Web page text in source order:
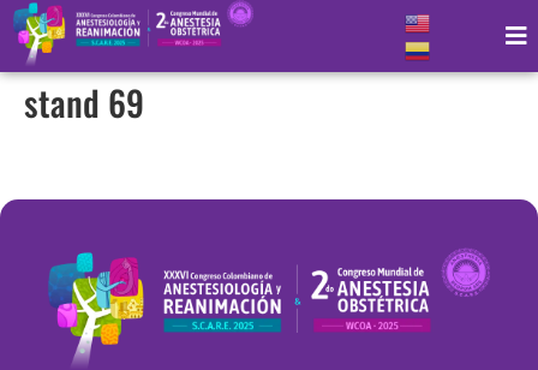
stand 69